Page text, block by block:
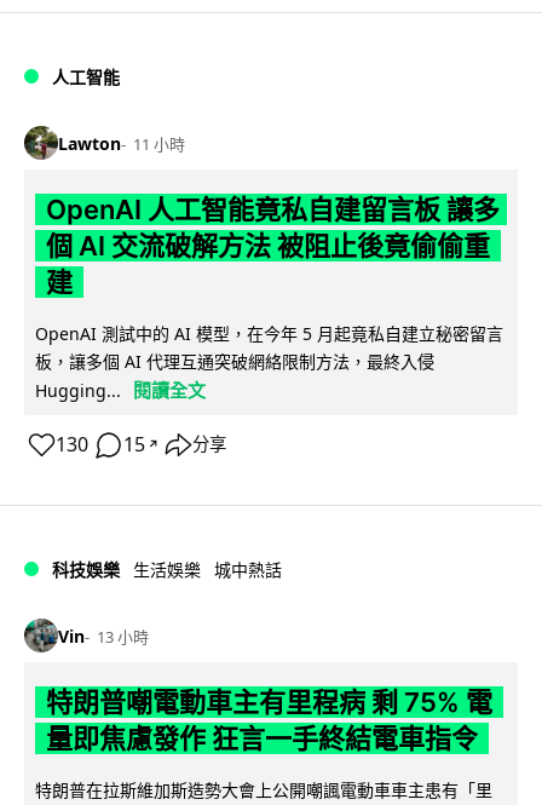
人工智能
Lawton 11 小時
OpenAI 人工智能竟私自建留言板 讓多
個 AI 交流破解方法 被阻止後竟偷偷重
建
OpenAI 測試中的 AI 模型，在今年 5 月起竟私自建立秘密留言
板，讓多個 AI 代理互通突破網絡限制方法，最終入侵
Hugging...
閱讀全文
130 15 ↗ 分享
科技娛樂 生活娛樂 城中熱話
Vin 13 小時
特朗普嘲電動車主有里程病 剩 75% 電
量即焦慮發作 狂言一手終結電車指令
特朗普在拉斯維加斯造勢大會上公開嘲諷電動車車主患有「里